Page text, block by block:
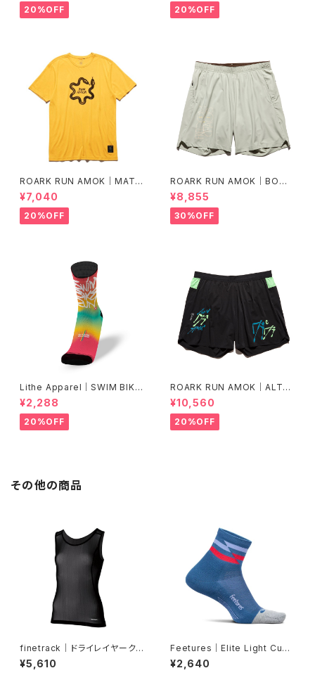
20%OFF 20%OFF
ROARK RUN AMOK｜MATHI
S CORE SS col.SUNBURST
¥7,040
20%OFF
ROARK RUN AMOK｜BOM
MER 2.0 7" Col.CHAPARRA
L
¥8,855
30%OFF
Lithe Apparel｜SWIM BIKE
RUN [COLOR]
¥2,288
20%OFF
ROARK RUN AMOK｜ALTA
5" Col.BLACK FJORD
¥10,560
20%OFF
その他の商品
finetrack｜ドライレイヤーク
ールタンクトップ（ウィメンズ・
黒）
¥5,610
Feetures｜Elite Light Cush
ion Quarter -Blue Track
¥2,640